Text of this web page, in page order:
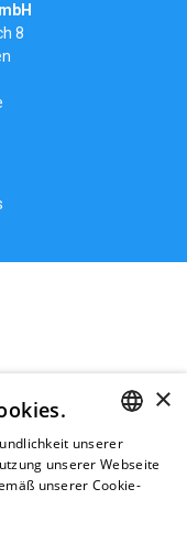
8
GERMAN
RUSSIAN
×
unserer
unserer Webseite
unserer Cookie-